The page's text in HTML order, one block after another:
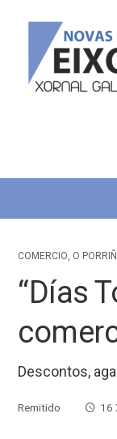
COMERCIO, O
“Días
Descontos,
Remitido
16